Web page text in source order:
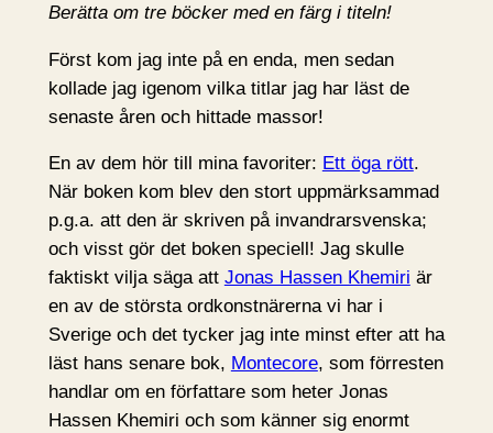
Berätta om tre böcker med en färg i titeln!
Först kom jag inte på en enda, men sedan
kollade jag igenom vilka titlar jag har läst de
senaste åren och hittade massor!
En av dem hör till mina favoriter: Ett öga rött.
När boken kom blev den stort uppmärksammad
p.g.a. att den är skriven på invandrarsvenska;
och visst gör det boken speciell! Jag skulle
faktiskt vilja säga att Jonas Hassen Khemiri är
en av de största ordkonstnärerna vi har i
Sverige och det tycker jag inte minst efter att ha
läst hans senare bok, Montecore, som förresten
handlar om en författare som heter Jonas
Hassen Khemiri och som känner sig enormt